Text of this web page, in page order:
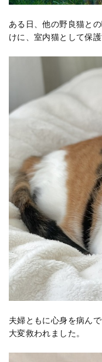
ある日、他の野良猫と
けに、室内猫として保
夫婦ともに心身を病ん
大変救われました。